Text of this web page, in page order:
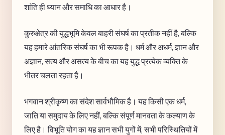
शांति ही ध्यान और समाधि का आधार है।
कुरुक्षेत्र की युद्धभूमि केवल बाहरी संघर्ष का प्रतीक नहीं है, बल्कि
यह हमारे आंतरिक संघर्ष का भी रूपक है। धर्म और अधर्म, ज्ञान और
अज्ञान, सत्य और असत्य के बीच का यह युद्ध प्रत्येक व्यक्ति के
भीतर चलता रहता है।
भगवान श्रीकृष्ण का संदेश सार्वभौमिक है। यह किसी एक धर्म,
जाति या समुदाय के लिए नहीं, बल्कि संपूर्ण मानवता के कल्याण के
लिए है। विभूति योग का यह ज्ञान सभी युगों में, सभी परिस्थितियों में